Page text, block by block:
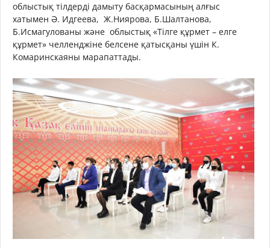
облыстық тілдерді дамыту басқармасының алғыс
хатымен Ә. Идгеева, Ж.Ниярова, Б.Шалтанова,
Б.Исмагулованы және облыстық «Тілге құрмет – елге
құрмет» челленджіне белсене қатысқаны үшін К.
Комаринскаяны марапаттады.